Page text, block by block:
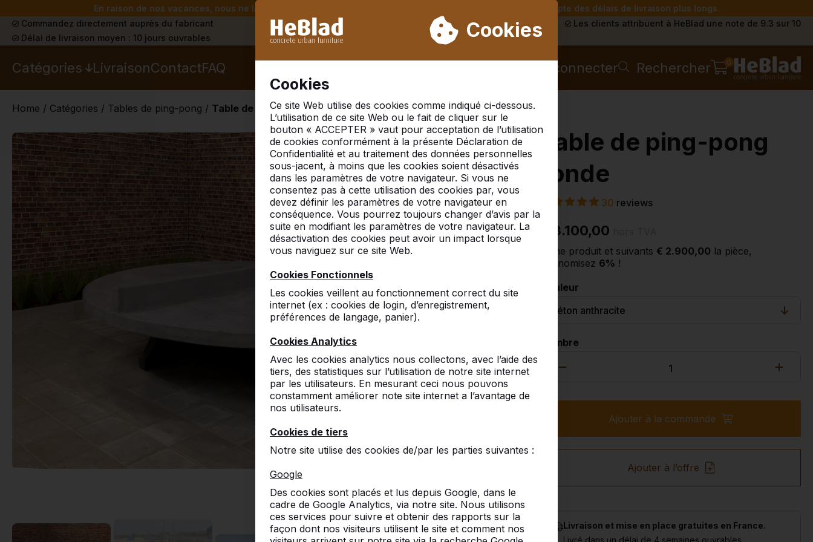
En raison de nos vacances, nous ne livrerons pas de la semaine 31 à la semaine 33. Veuillez donc tenir compte des délais de livraison plus longs.
Cookies
Cookies
Ce site Web utilise des cookies comme indiqué ci-dessous.
L’utilisation de ce site Web ou le fait de cliquer sur le
bouton « ACCEPTER » vaut pour acceptation de l’utilisation
de cookies conformément à la présente Déclaration de
Confidentialité et au traitement des données personnelles
sous-jacent, à moins que les cookies soient désactivés
dans les paramètres de votre navigateur. Si vous ne
consentez pas à cette utilisation des cookies par, vous
devez définir les paramètres de votre navigateur en
conséquence. Vous pourrez toujours changer d’avis par la
suite en modifiant les paramètres de votre navigateur. La
désactivation des cookies peut avoir un impact lorsque
vous naviguez sur ce site Web.
Cookies Fonctionnels
Les cookies veillent au fonctionnement correct du site
internet (ex : cookies de login, d’enregistrement,
préférences de langage, panier).
Cookies Analytics
Avec les cookies analytics nous collectons, avec l’aide des
tiers, des statistiques sur l’utilisation de notre site internet
par les utilisateurs. En mesurant ceci nous pouvons
constamment améliorer note site internet a l’avantage de
nos utilisateurs.
Cookies de tiers
Notre site utilise des cookies de/par les parties suivantes :
Google
Des cookies sont placés et lus depuis Google, dans le
cadre de Google Analytics, via notre site. Nous utilisons
ces services pour suivre et obtenir des rapports sur la
façon dont nos visiteurs utilisent le site et comment nos
Commandez directement auprès du fabricant Déjà plus de 30 000 produits vendus
Les clients attribuent à HeBlad une note de 9.3 sur 10
Délai de livraison moyen : 10 jours ouvrables
Catégories LivraisonContactFAQ Se connecter Rechercher 0
Home / Catégories / Tables de ping-pong / Table de ping-pong béton-anthracite ronde
Table de ping-pong
ronde
30 reviews
€ 3.100,00
2ème produit et suivants € 2.900,00 la pièce,
économisez 6% !
Couleur
Nombre
Ajouter à la commande
Ajouter à l’offre
Livraison et mise en place gratuites en France.
Livré dans un délai de 4 semaines ouvrables.